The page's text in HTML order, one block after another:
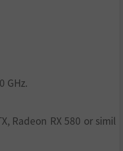
GHz.
Radeon RX 580 or simil